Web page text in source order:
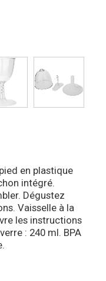
en plastique
intégré.
Dégustez
Vaisselle à la
les instructions
: 240 ml. BPA